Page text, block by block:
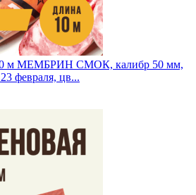
м МЕМБРИН СМОК, калибр 50 мм,
февраля, цв...